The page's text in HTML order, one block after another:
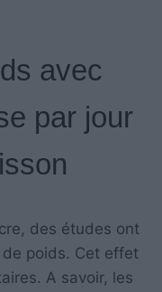
avec
par jour
des études ont
poids. Cet effet
A savoir, les